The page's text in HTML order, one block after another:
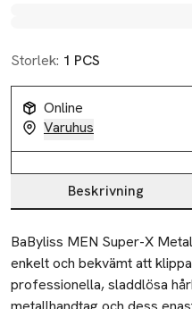
Storlek: 1 PCS
Online
Varuhus
Beskrivning
Beskrivning
BaByliss MEN Super-X
enkelt och bekvämt att
professionella, sladdlösa